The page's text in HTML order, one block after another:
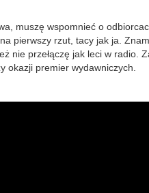
muszę wspomnieć o
pierwszy rzut, tacy jak ja.
nie przełączę jak leci w radio.
okazji premier wydawniczych.